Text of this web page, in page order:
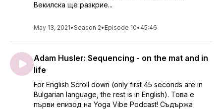
Векилска ще разкрие...
May 13, 2021•Season 2• Episode 10• 45:46
Adam Husler: Sequencing - on the mat and in
life
For English Scroll down (only first 45 seconds are in
Bulgarian language, the rest is in English). Това е
първи епизод на Yoga Vibe Podcast! Съдържа